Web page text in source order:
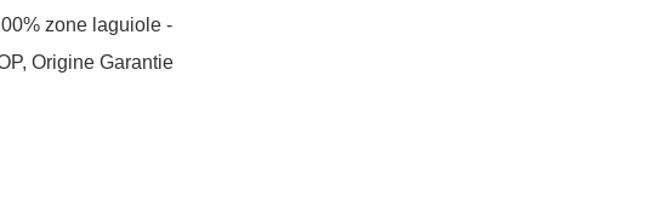
zone laguiole -
Origine Garantie